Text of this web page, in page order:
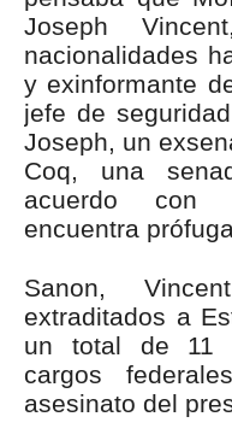
Joseph
nacionalidades
y exinformante
jefe de
Joseph, un
Coq, una
acuerdo con
encuentra
Sanon,
extraditados a
un total de 11
cargos
asesinato del